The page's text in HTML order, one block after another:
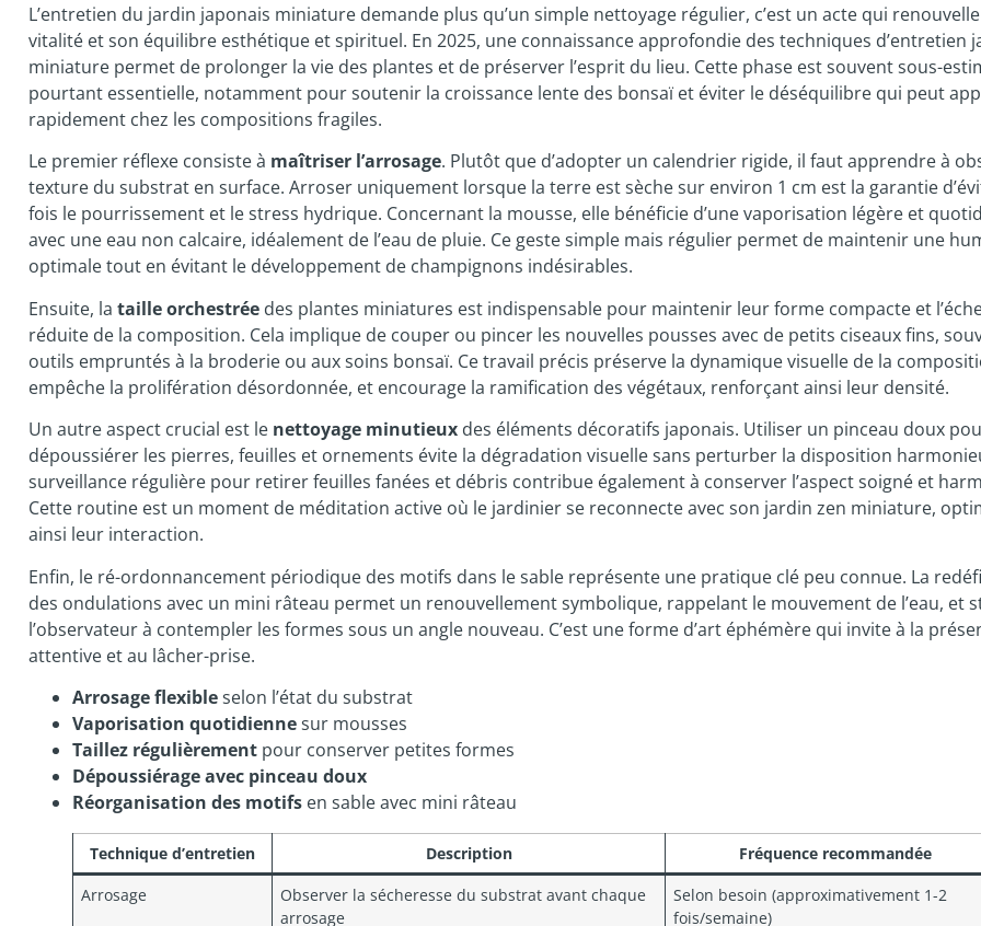
L’entretien du jardin japonais miniature demande plus qu’un simple nettoyage régulier, c’est un acte qui
vitalité et son équilibre esthétique et spirituel. En 2025, une connaissance approfondie des techniques d’entretien
miniature permet de prolonger la vie des plantes et de préserver l’esprit du lieu. Cette phase est souvent sous-
pourtant essentielle, notamment pour soutenir la croissance lente des bonsaï et éviter le déséquilibre qui peut
rapidement chez les compositions fragiles.
Le premier réflexe consiste à maîtriser l’arrosage. Plutôt que d’adopter un calendrier rigide, il faut apprendre à
texture du substrat en surface. Arroser uniquement lorsque la terre est sèche sur environ 1 cm est la garantie
fois le pourrissement et le stress hydrique. Concernant la mousse, elle bénéficie d’une vaporisation légère et
avec une eau non calcaire, idéalement de l’eau de pluie. Ce geste simple mais régulier permet de maintenir une
optimale tout en évitant le développement de champignons indésirables.
Ensuite, la taille orchestrée des plantes miniatures est indispensable pour maintenir leur forme compacte et
réduite de la composition. Cela implique de couper ou pincer les nouvelles pousses avec de petits ciseaux fins,
outils empruntés à la broderie ou aux soins bonsaï. Ce travail précis préserve la dynamique visuelle de la
empêche la prolifération désordonnée, et encourage la ramification des végétaux, renforçant ainsi leur densité.
Un autre aspect crucial est le nettoyage minutieux des éléments décoratifs japonais. Utiliser un pinceau doux
dépoussiérer les pierres, feuilles et ornements évite la dégradation visuelle sans perturber la disposition
surveillance régulière pour retirer feuilles fanées et débris contribue également à conserver l’aspect soigné et
Cette routine est un moment de méditation active où le jardinier se reconnecte avec son jardin zen miniature,
ainsi leur interaction.
Enfin, le ré-ordonnancement périodique des motifs dans le sable représente une pratique clé peu connue. La
des ondulations avec un mini râteau permet un renouvellement symbolique, rappelant le mouvement de l’eau, et
l’observateur à contempler les formes sous un angle nouveau. C’est une forme d’art éphémère qui invite à la
attentive et au lâcher-prise.
Arrosage flexibleselon l’état du substrat
Vaporisation quotidiennesur mousses
Taillez régulièrement pour conserver petites formes
Dépoussiérage avec pinceau doux
Réorganisation des motifs en sable avec mini râteau
Technique d’entretien Description
Fréquence recommandée
Arrosage
Observer la sécheresse du substrat avant chaque
arrosage
Selon besoin (approximativement 1-2
fois/semaine)